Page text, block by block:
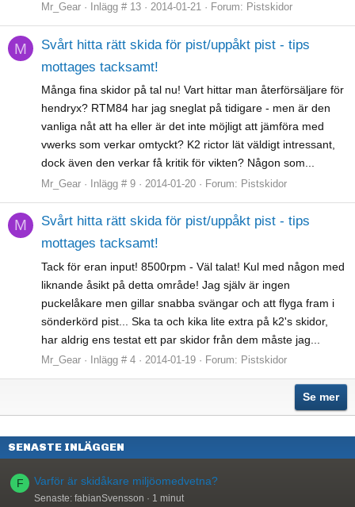
Mr_Gear Inlägg # 13 2014-01-21 Forum: Pistskidor
M
Svårt hitta rätt skida för pist/uppåkt pist - tips
mottages tacksamt!
Många fina skidor på tal nu! Vart hittar man återförsäljare för
hendryx? RTM84 har jag sneglat på tidigare - men är den
vanliga nåt att ha eller är det inte möjligt att jämföra med
vwerks som verkar omtyckt? K2 rictor lät väldigt intressant,
dock även den verkar få kritik för vikten? Någon som...
Mr_Gear Inlägg # 9 2014-01-20 Forum: Pistskidor
M
Svårt hitta rätt skida för pist/uppåkt pist - tips
mottages tacksamt!
Tack för eran input! 8500rpm - Väl talat! Kul med någon med
liknande åsikt på detta område! Jag själv är ingen
puckelåkare men gillar snabba svängar och att flyga fram i
sönderkörd pist... Ska ta och kika lite extra på k2's skidor,
har aldrig ens testat ett par skidor från dem måste jag...
Mr_Gear Inlägg # 4 2014-01-19 Forum: Pistskidor
Se mer
SENASTE INLÄGGEN
F Varför är skidåkare miljöomedvetna?
Senaste: fabianSvensson
1 minut